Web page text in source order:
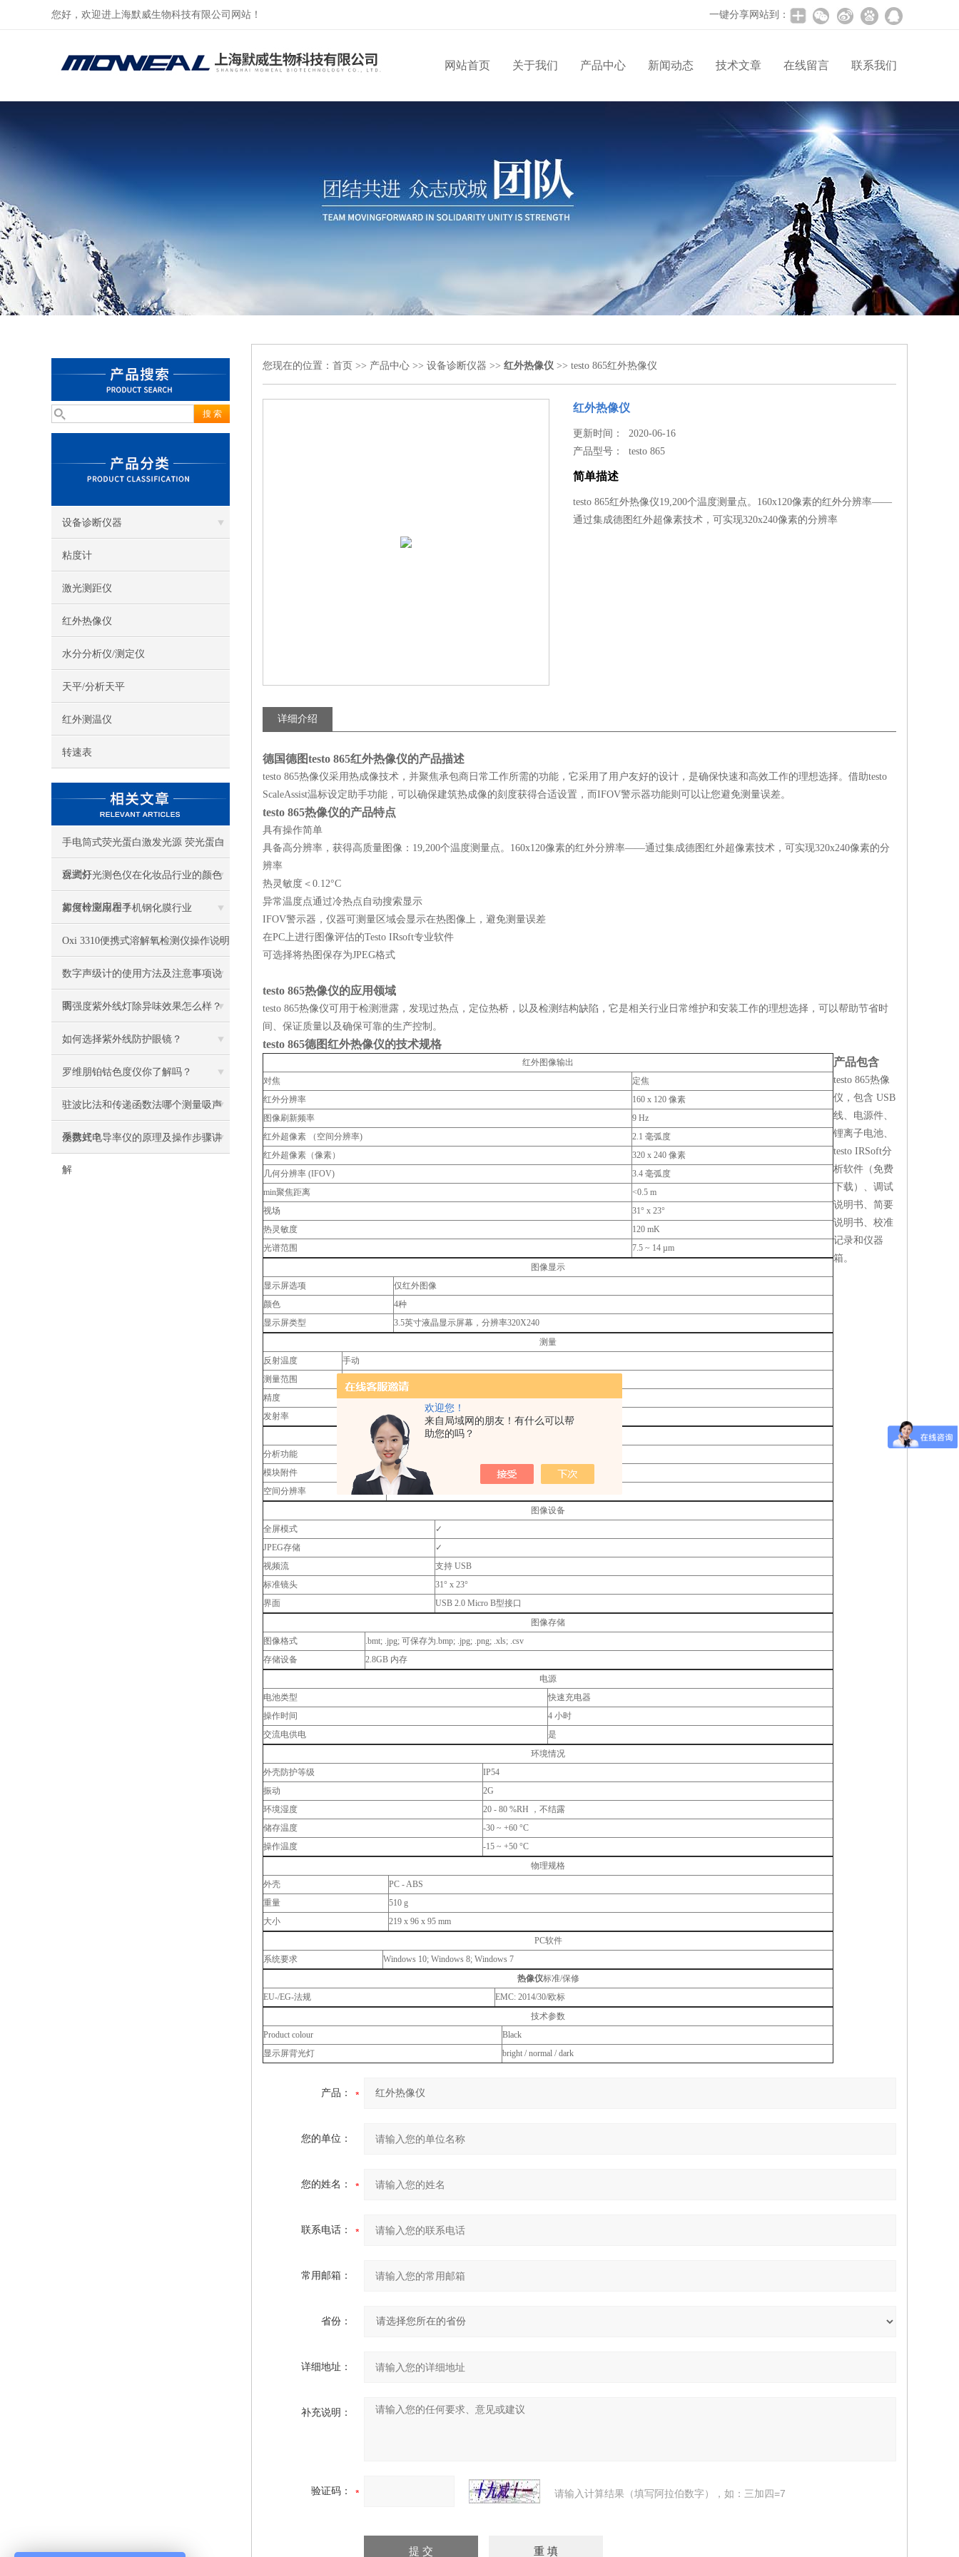
欢迎您！
来自局域网的朋友！有什么可以帮
助您的吗？
您好，欢迎进上海默威生物科技有限公司网站！ 一键分享网站到：
网站首页 关于我们 产品中心 新闻动态 技术文章 在线留言 联系我们
设备诊断仪器
粘度计
激光测距仪
红外热像仪
水分分析仪/测定仪
天平/分析天平
红外测温仪
转速表
手电筒式荧光蛋白激发光源 荧光蛋白
观测灯
台式分光测色仪在化妆品行业的颜色
如何检测应用？
雾度计应用在手机钢化膜行业
Oxi 3310便携式溶解氧检测仪操作说明
数字声级计的使用方法及注意事项说
明
高强度紫外线灯除异味效果怎么样？
如何选择紫外线防护眼镜？
罗维朋铂钴色度仪你了解吗？
驻波比法和传递函数法哪个测量吸声
系数好？
便携式电导率仪的原理及操作步骤讲
解
您现在的位置： 首页 >> 产品中心 >> 设备诊断仪器 >> 红外热像仪 >> testo 865红外热像仪
红外热像仪
更新时间： 2020-06-16
产品型号：testo 865
简单描述
testo 865红外热像仪19,200个温度测量点。160x120像素的红外分辨率——
通过集成德图红外超像素技术，可实现320x240像素的分辨率
详细介绍
德国德图testo 865红外热像仪的产品描述
testo 865热像仪采用热成像技术，并聚焦承包商日常工作所需的功能，它采用了用户友好的设计，是确保快速和高效工作的理想选择。借助testo
ScaleAssist温标设定助手功能，可以确保建筑热成像的刻度获得合适设置，而IFOV警示器功能则可以让您避免测量误差。
testo 865热像仪的产品特点
具有操作简单
具备高分辨率，获得高质量图像：19,200个温度测量点。160x120像素的红外分辨率——通过集成德图红外超像素技术，可实现320x240像素的分
辨率
热灵敏度＜0.12°C
异常温度点通过冷热点自动搜索显示
IFOV警示器，仪器可测量区域会显示在热图像上，避免测量误差
在PC上进行图像评估的Testo IRsoft专业软件
可选择将热图保存为JPEG格式
testo 865热像仪的应用领域
testo 865热像仪可用于检测泄露，发现过热点，定位热桥，以及检测结构缺陷，它是相关行业日常维护和安装工作的理想选择，可以帮助节省时
间、保证质量以及确保可靠的生产控制。
testo 865德图红外热像仪的技术规格
红外图像输出
对焦
定焦
红外分辨率
160 x 120 像素
图像刷新频率
9 Hz
红外超像素 （空间分辨率)
2.1 毫弧度
红外超像素（像素）
320 x 240 像素
几何分辨率 (IFOV)
3.4 毫弧度
min聚焦距离
<0.5 m
视场
31° x 23°
热灵敏度
120 mK
光谱范围
7.5 ~ 14 µm
图像显示
显示屏选项
仅红外图像
颜色
4种
显示屏类型
3.5英寸液晶显示屏幕，分辨率320X240
测量
反射温度
手动
测量范围
精度
某段量程内有效+ 宽容度 ±2 °C, ±2 % 读数(较高数值适用)
发射率
分析功能
平均点的测量，热点/冷点识别，时间增量
模块附件
✓
空间分辨率
图像设备
全屏模式
✓
JPEG存储
✓
视频流
支持 USB
标准镜头
31° x 23°
界面
USB 2.0 Micro B型接口
图像存储
图像格式
.bmt; .jpg; 可保存为.bmp; .jpg; .png; .xls; .csv
存储设备
2.8GB 内存
电源
电池类型
快速充电器
操作时间
4 小时
交流电供电
是
环境情况
外壳防护等级
IP54
振动
2G
环境湿度
20 - 80 %RH ，不结露
储存温度
-30 ~ +60 °C
操作温度
-15 ~ +50 °C
物理规格
外壳
PC - ABS
重量
510 g
大小
219 x 96 x 95 mm
PC软件
系统要求
Windows 10; Windows 8; Windows 7
热像仪标准/保修
EU-/EG-法规
EMC: 2014/30/欧标
技术参数
Product colour
Black
显示屏背光灯
bright / normal / dark
产品包含
testo 865热像
仪，包含 USB
线、电源件、
锂离子电池、
testo IRSoft分
析软件（免费
下载）、调试
说明书、简要
说明书、校准
记录和仪器
箱。
产品：
您的单位：
您的姓名：
联系电话：
常用邮箱：
省份：
详细地址：
补充说明：
验证码： 请输入计算结果（填写阿拉伯数字），如：三加四=7